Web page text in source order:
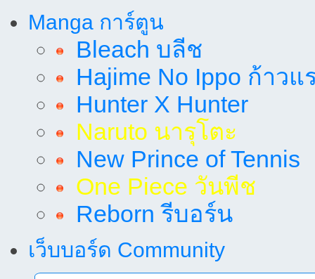
Manga การ์ตูน
Bleach บลีช
Hajime No Ippo ก้าวแ
Hunter X Hunter
Naruto นารุโตะ
New Prince of Tennis
One Piece วันพีช
Reborn รีบอร์น
เว็บบอร์ด Community